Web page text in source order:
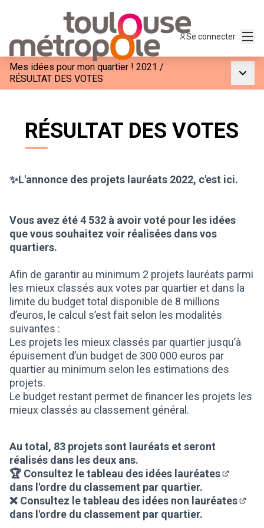
Se connecter
Mes idées pour mon quartier ! 2021 /
RÉSULTAT DES VOTES
RÉSULTAT DES VOTES
✨L'annonce des projets lauréats 2022, c'est ici.
Vous avez été 4 532 à avoir voté pour les idées
que vous souhaitez voir réalisées dans vos
quartiers.
Afin de garantir au minimum 2 projets lauréats parmi
les mieux classés aux votes par quartier et dans la
limite du budget total disponible de 8 millions
d’euros, le calcul s’est fait selon les modalités
suivantes :
Les projets les mieux classés par quartier jusqu’à
épuisement d’un budget de 300 000 euros par
quartier au minimum selon les estimations des
projets.
Le budget restant permet de financer les projets les
mieux classés au classement général.
Au total, 83 projets sont lauréats et seront
réalisés dans les deux ans.
🏆 Consultez le tableau des idées lauréates
dans l'ordre du classement par quartier.
❌ Consultez le tableau des idées non lauréates
dans l'ordre du classement par quartier.